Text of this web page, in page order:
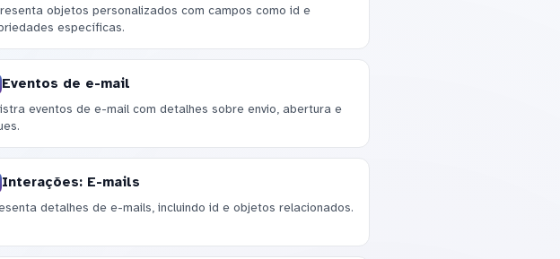
objetos personalizados com campos como id e
específicas.
Eventos de e-mail
eventos de e-mail com detalhes sobre envio, abertura e
Interações: E-mails
detalhes de e-mails, incluindo id e objetos relacionados.